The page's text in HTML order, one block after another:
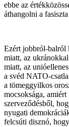
ebbe az
áthangolni a
Ezért jobbról-balról
miatt, az
miatt, az
a svéd NATO-
a tömeggyilkos
mocsoksága,
szerveződésből,
nyugati
felcsúti disznó,